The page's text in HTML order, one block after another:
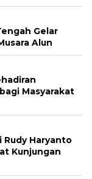
Gelar
Alun
Masyarakat
Rudy Haryanto
Kunjungan